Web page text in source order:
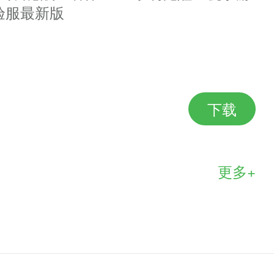
服最新版
下载
更多+